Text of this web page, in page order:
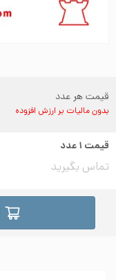
قیمت هر عدد
بدون مالیات بر ارزش افزوده
قیمت ۱عدد
تماس بگیرید